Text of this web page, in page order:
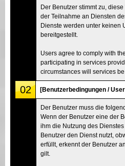
Der Benutzer stimmt zu,
der Teilnahme an Diensten
Dienste werden unter keinen
bereitgestellt.
Users agree to comply with
participating in services
circumstances will services
02 [Benutzerbedingungen /
Der Benutzer muss die
Wenn der Benutzer eine der
ihm die Nutzung des
Benutzer den Dienst nutzt,
erfüllt, erkennt der Benutzer
gilt.